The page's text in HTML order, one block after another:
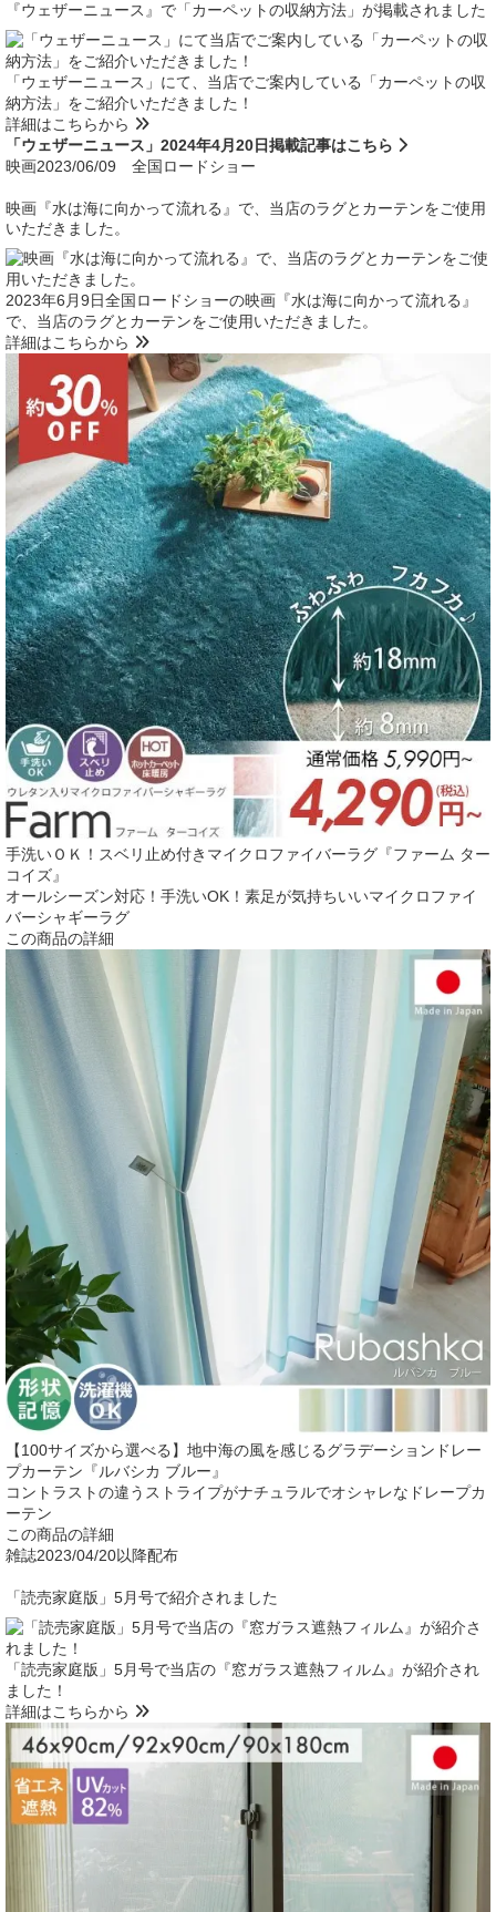
『ウェザーニュース』で「カーペットの収納方法」が掲載されました
「ウェザーニュース」にて、当店でご案内している「カーペットの収
納方法」をご紹介いただきました！
詳細はこちらから
「ウェザーニュース」2024年4月20日掲載記事はこちら
映画2023/06/09 全国ロードショー
映画『水は海に向かって流れる』で、当店のラグとカーテンをご使用
いただきました。
2023年6月9日全国ロードショーの映画『水は海に向かって流れる』
で、当店のラグとカーテンをご使用いただきました。
詳細はこちらから
手洗いＯＫ！スベリ止め付きマイクロファイバーラグ『ファーム ター
コイズ』
オールシーズン対応！手洗いOK！素足が気持ちいいマイクロファイ
バーシャギーラグ
この商品の詳細
【100サイズから選べる】地中海の風を感じるグラデーションドレー
プカーテン『ルバシカ ブルー』
コントラストの違うストライプがナチュラルでオシャレなドレープカ
ーテン
この商品の詳細
雑誌2023/04/20以降配布
「読売家庭版」5月号で紹介されました
「読売家庭版」5月号で当店の『窓ガラス遮熱フィルム』が紹介され
ました！
詳細はこちらから